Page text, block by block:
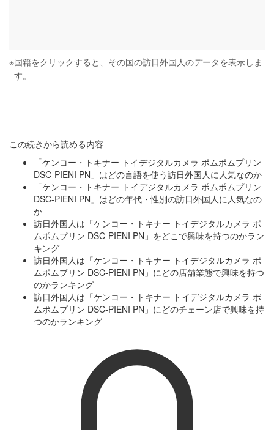
※国籍をクリックすると、その国の訪日外国人のデータを表示しま
す。
この続きから読める内容
「ケンコー・トキナー トイデジタルカメラ ポムポムプリン
DSC-PIENI PN」はどの言語を使う訪日外国人に人気なのか
「ケンコー・トキナー トイデジタルカメラ ポムポムプリン
DSC-PIENI PN」はどの年代・性別の訪日外国人に人気なの
か
訪日外国人は「ケンコー・トキナー トイデジタルカメラ ポ
ムポムプリン DSC-PIENI PN」をどこで興味を持つのかラン
キング
訪日外国人は「ケンコー・トキナー トイデジタルカメラ ポ
ムポムプリン DSC-PIENI PN」にどの店舗業態で興味を持つ
のかランキング
訪日外国人は「ケンコー・トキナー トイデジタルカメラ ポ
ムポムプリン DSC-PIENI PN」にどのチェーン店で興味を持
つのかランキング